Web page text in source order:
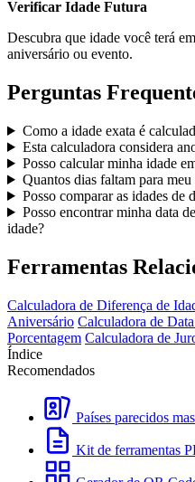
Verificar Idade Futura
Descubra que idade você terá
aniversário ou evento.
Perguntas
Como a idade exata é
Esta calculadora considera
Posso calcular minha idade
Quantos dias faltam para
Posso comparar as idades de
Posso encontrar minha data
idade?
Ferramentas
Calculadora de Diferença de
Aniversário Calculadora de
Porcentagem Calculadora de
Índice
Recomendados
Países parecidos
Kit de ferramentas